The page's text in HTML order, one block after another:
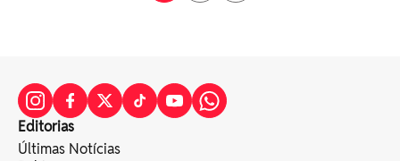
Editorias
Últimas Notícias